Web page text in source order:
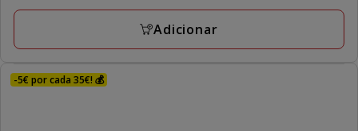
com
avaliações
5.99€
Adicionar
-5€ por cada 35€! 💰